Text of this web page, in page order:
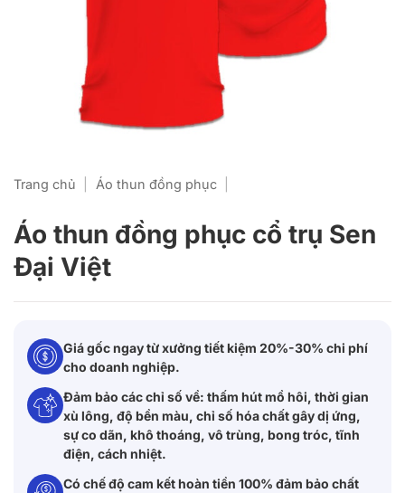
Trang chủ Áo thun đồng phục
Áo thun đồng phục cổ trụ Sen
Đại Việt
Giá gốc ngay từ xưởng tiết kiệm 20%-30% chi phí
cho doanh nghiệp.
Đảm bảo các chỉ số về: thấm hút mồ hôi, thời gian
xù lông, độ bền màu, chỉ số hóa chất gây dị ứng,
sự co dãn, khô thoáng, vô trùng, bong tróc, tĩnh
điện, cách nhiệt.
Có chế độ cam kết hoàn tiền 100% đảm bảo chất